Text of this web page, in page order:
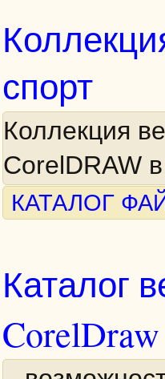
спорт
Коллекция
CorelDRAW
КАТАЛОГ
Каталог